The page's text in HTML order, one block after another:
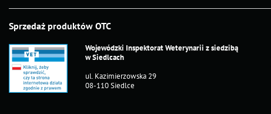
Sprzedaż produktów OTC
Wojewódzki Inspektorat Weterynarii z siedzibą
w Siedlcach
ul. Kazimierzowska 29
08-110 Siedlce